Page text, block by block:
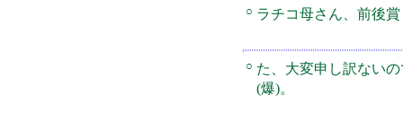
○ ラチコ母さん、前後
○ た、大変申し訳ない
(爆)。